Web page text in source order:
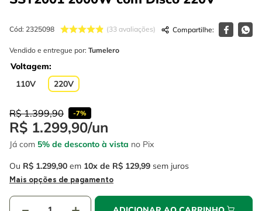
Cód: 2325098 33 avaliações
Vendido e entregue por: Tumelero
Voltagem
110V
220V
R$ 1.399,90 -7%
R$ 1.299,90/un
Já com 5% de desconto à vista no Pix
Ou R$ 1.299,90 em 10 R$ 129,99 sem juros
Mais opções de pagamento
6º fio
7º chave impacto
8º disco corte
cabo flexivel
º escada
º serra circular
º fio
chave impacto
disco corte
º cabo flexivel
10 º serra copo